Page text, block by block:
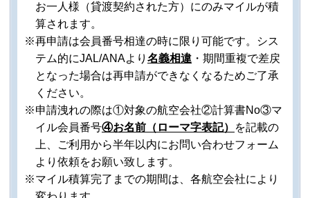
お一人様（貸渡契約された方）にのみマイルが積
算されます。
※再申請は会員番号相達の時に限り可能です。シス
テム的にJAL/ANAより 名義相違 ・期間重複で差戻
となった場合は再申請ができなくなるためご了承
ください。
※申請洩れの際は①対象の航空会社②計算書No③マ
イル会員番号④お名前（ローマ字表記）
を記載の
上、ご利用から半年以内にお問い合わせフォーム
より依頼をお願い致します。
※マイル積算完了までの期間は、各航空会社により